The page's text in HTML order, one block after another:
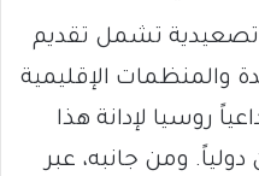
تشمل تقديم
والمنظمات الإقليمية
روسيا لإدانة هذا
ومن جانبه، عبر